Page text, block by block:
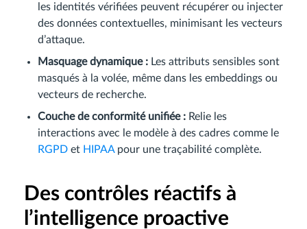
les identités vérifiées peuvent récupérer ou injecter
des données contextuelles, minimisant les vecteurs
d’attaque.
Masquage dynamique : Les attributs sensibles sont
masqués à la volée, même dans les embeddings ou
vecteurs de recherche.
Couche de conformité unifiée : Relie les
interactions avec le modèle à des cadres comme le
RGPD et HIPAApour une traçabilité complète.
Des contrôles réactifs à
l’intelligence proactive